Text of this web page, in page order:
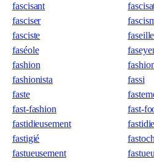
fascisant
fasciser
fasciste
faséole
fashion
fashionista
fassi
faste
fast-fashion
fast-
fastidieusement
fastigié
fastueusement